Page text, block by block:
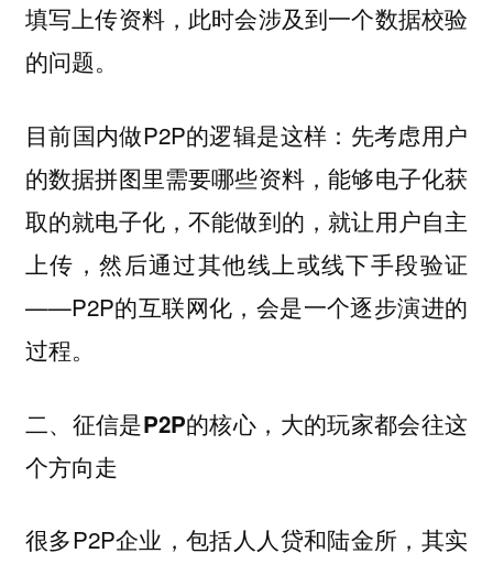
填写上传资料，此时会涉及到一个数据校验
的问题。
目前国内做P2P的逻辑是这样：先考虑用户
的数据拼图里需要哪些资料，能够电子化获
取的就电子化，不能做到的，就让用户自主
上传，然后通过其他线上或线下手段验证
——P2P的互联网化，会是一个逐步演进的
过程。
二、征信是P2P的核心，大的玩家都会往这
个方向走
很多P2P企业，包括人人贷和陆金所，其实